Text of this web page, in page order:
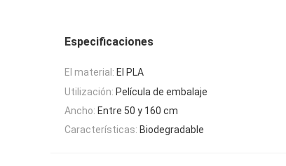
Especificaciones
El material: El PLA
Utilización: Película de embalaje
Ancho: Entre 50 y 160 cm
Características: Biodegradable